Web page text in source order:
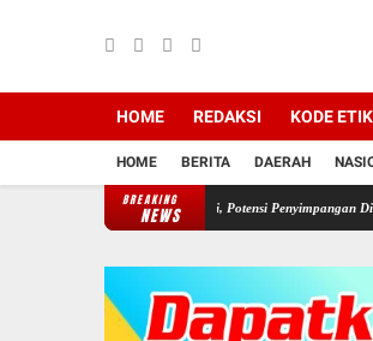
HOME REDAKSI KODE ETIK
HOME BERITA DAERAH
BREAKING
NEWS
Informasi, Potensi Penyimpangan Disorot*